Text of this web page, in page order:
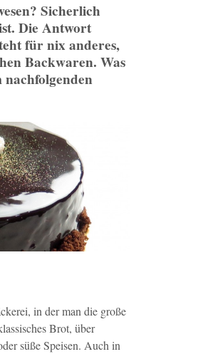
Sicherlich
Die Antwort
für nix anderes,
Backwaren. Was
nachfolgenden
in der man die große
Brot, über
süße Speisen. Auch in